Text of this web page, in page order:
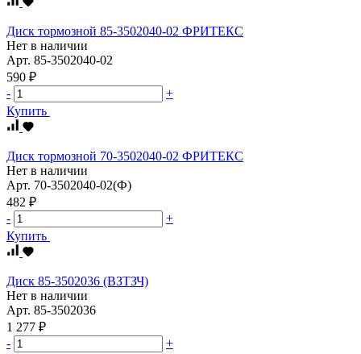
Диск тормозной 85-3502040-02 ФРИТЕКС
Нет в наличии
Арт. 85-3502040-02
590 ₽
-
+
Купить
Диск тормозной 70-3502040-02 ФРИТЕКС
Нет в наличии
Арт. 70-3502040-02(Ф)
482 ₽
-
+
Купить
Диск 85-3502036 (ВЗТЗЧ)
Нет в наличии
Арт. 85-3502036
1 277 ₽
-
+